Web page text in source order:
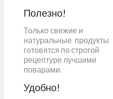
Полезно!
Только свежие и
натуральные продукты
готовятся по строгой
рецептуре лучшими
поварами.
Удобно!